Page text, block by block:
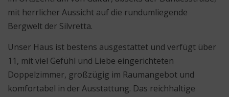
mit herrlicher Aussicht auf die rundumliegende
Bergwelt der Silvretta.
Unser Haus ist bestens ausgestattet und verfügt über
11, mit viel Gefühl und Liebe eingerichteten
Doppelzimmer, großzügig im Raumangebot und
komfortabel in der Ausstattung. Das reichhaltige